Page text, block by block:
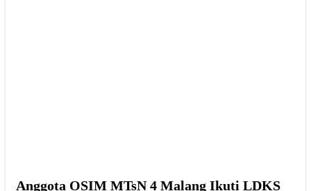
Anggota OSIM MTsN 4 Malang Ikuti LDKS